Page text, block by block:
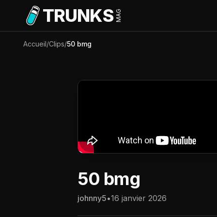
Aller au contenu principal
TRUNKSMAG
Accueil/Clips/50 bmg
50 bmg
johnny5•16 janvier 2026